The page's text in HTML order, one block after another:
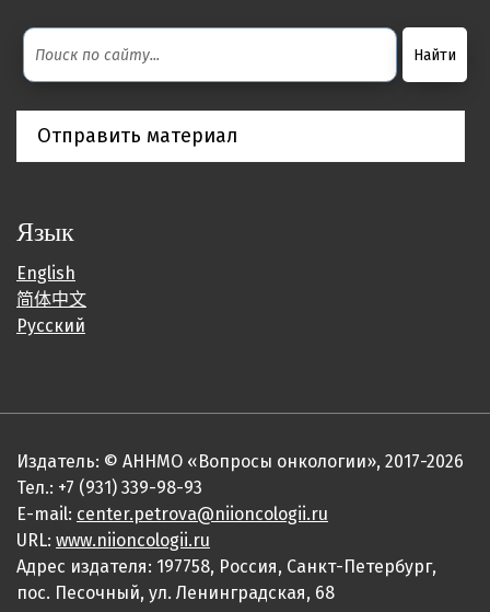
Отправить материал
Язык
English
简体中文
Русский
Издатель: © АННМО «Вопросы онкологии», 2017-2026
Тел.: +7 (931) 339-98-93
E-mail: center.petrova@niioncologii.ru
URL: www.niioncologii.ru
Адрес издателя: 197758, Россия, Санкт-Петербург,
пос. Песочный, ул. Ленинградская, 68